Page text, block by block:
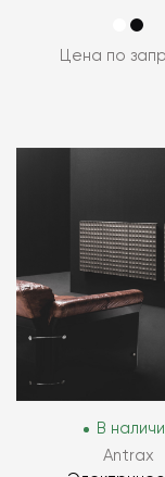
Цена по
В
Antrax